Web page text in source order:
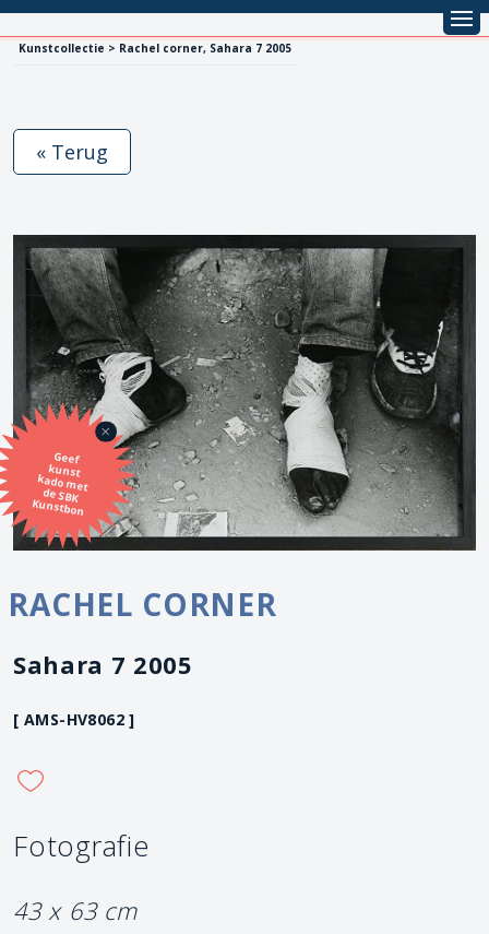
Kunstcollectie > Rachel corner, Sahara 7 2005
Geef
kunst
kado met
de SBK
Kunstbon
« Terug
RACHEL CORNER
Sahara 7 2005
[ AMS-HV8062 ]
Fotografie
43 x 63 cm